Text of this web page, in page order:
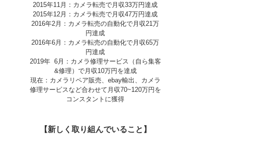
2015年11月：カメラ転売で月収33万円達成
2015年12月：カメラ転売で月収47万円達成
2016年2月：カメラ転売の自動化で月収21万
円達成
2016年6月：カメラ転売の自動化で月収65万
円達成
2019年 6月：カメラ修理サービス（自ら集客
&修理）で月収10万円を達成
現在：カメラリペア販売、ebay輸出、カメラ
修理サービスなど合わせて月収70~120万円を
コンスタントに獲得
【新しく取り組んでいること】